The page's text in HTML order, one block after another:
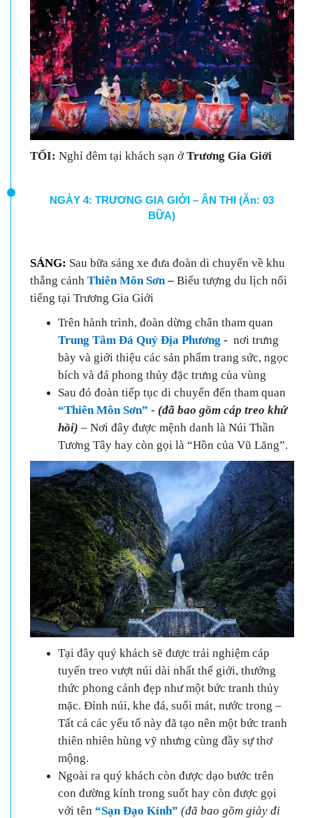
TỐI: Nghỉ đêm tại khách sạn ởTrương Gia Giới
NGÀY 4: TRƯƠNG GIA GIỚI – ÂN THI (Ăn: 03
BỮA)
SÁNG: Sau bữa sáng xe đưa đoàn di chuyển về khu
thắng cảnh Thiên Môn Sơn– Biểu tượng du lịch nổi
tiếng tại Trương Gia Giới
Trên hành trình, đoàn dừng chân tham quan
Trung Tâm Đá Quý Địa Phương - nơi trưng
bày và giới thiệu các sản phẩm trang sức, ngọc
bích và đá phong thủy đặc trưng của vùng
Sau đó đoàn tiếp tục di chuyển đến tham quan
“Thiên Môn Sơn” - (đã bao gồm cáp treo khứ
hồi) – Nơi đây được mệnh danh là Núi Thần
Tương Tây hay còn gọi là “Hồn của Vũ Lăng”.
Tại đây quý khách sẽ được trải nghiệm cáp
tuyến treo vượt núi dài nhất thế giới, thưởng
thức phong cảnh đẹp như một bức tranh thủy
mặc. Đỉnh núi, khe đá, suối mát, nước trong –
Tất cả các yếu tố này đã tạo nên một bức tranh
thiên nhiên hùng vỹ nhưng cùng đầy sự thơ
mộng.
Ngoài ra quý khách còn được dạo bước trên
con đường kính trong suốt hay còn được gọi
với tên “Sạn Đạo Kính” (đã bao gồm giày đi